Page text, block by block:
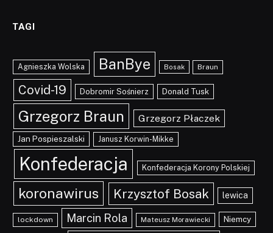
TAGI
Agnieszka Wolska BanBye Bosak Braun
Covid-19 Dobromir Sośnierz Donald Tusk
Grzegorz Braun Grzegorz Płaczek
Jan Pospieszalski Janusz Korwin-Mikke
Konfederacja Konfederacja Korony Polskiej
koronawirus Krzysztof Bosak lewica
lockdown Marcin Rola Mateusz Morawiecki Niemcy